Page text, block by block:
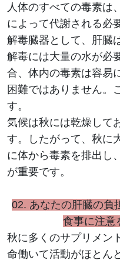
人体のすべての毒素は​​
によって代謝される必
解毒臓器として、肝臓
解毒には大量の水が必
合、体内の毒素は容易
困難ではありません。
す。
気候は秋には乾燥して
す。したがって、秋に
に体から毒素を排出し
が重要です。
02. あなたの肝臓の負
食事に注意
秋に多くのサプリメン
命働いて活動がほとん